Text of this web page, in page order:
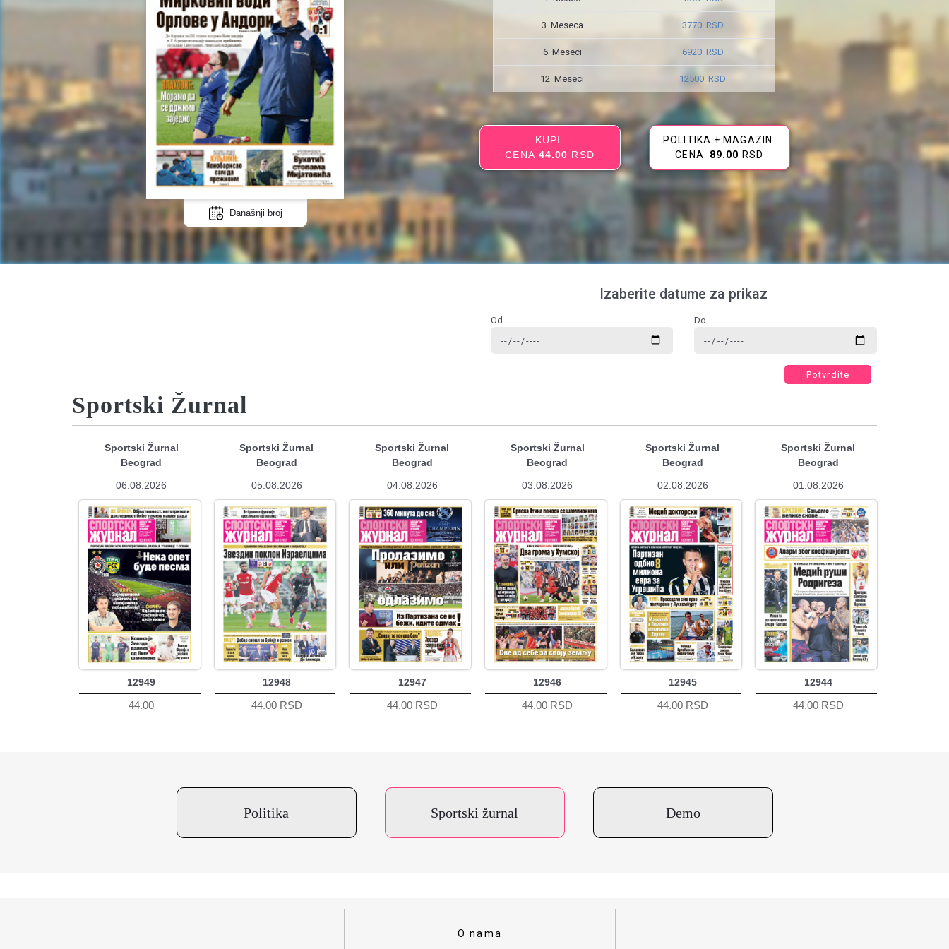
Današnji broj
3 Meseca 3770 RSD
6 Meseci 6920 RSD
12 Meseci 12500 RSD
KUPI
CENA 44.00 RSD
POLITIKA + MAGAZIN
CENA: 89.00 RSD
Izaberite datume za prikaz
Od Do
Potvrdite
Sportski Žurnal
Sportski Žurnal
Beograd
06.08.2026
12949
44.00
Sportski Žurnal
Beograd
05.08.2026
12948
44.00 RSD
Sportski Žurnal
Beograd
04.08.2026
12947
44.00 RSD
Sportski Žurnal
Beograd
03.08.2026
12946
44.00 RSD
Sportski Žurnal
Beograd
02.08.2026
12945
44.00 RSD
Sportski Žurnal
Beograd
01.08.2026
12944
44.00 RSD
Politika Sportski žurnal Demo
O nama